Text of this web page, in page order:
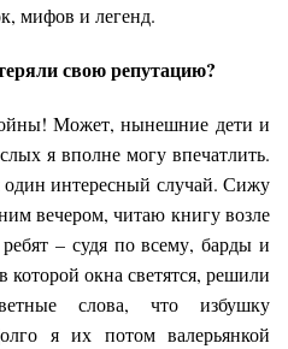
мифов и легенд.
свою репутацию?
Может, нынешние дети и
я вполне могу впечатлить.
интересный случай. Сижу
вечером, читаю книгу возле
– судя по всему, барды и
окна светятся, решили
слова, что избушку
я их потом валерьянкой